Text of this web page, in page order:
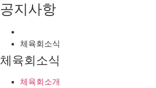
공지사항
체육회소식
체육회소식
체육회소개